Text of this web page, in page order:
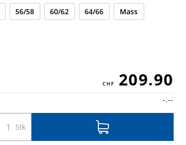
56/58 60/62 64/66 Mass
209.90
-.--